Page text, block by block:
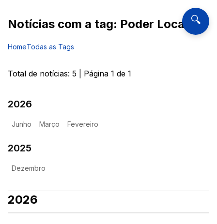
🔍
Notícias com a tag: Poder Local
HomeTodas as Tags
Total de notícias: 5 | Página 1 de 1
2026
Junho Março Fevereiro
2025
Dezembro
2026